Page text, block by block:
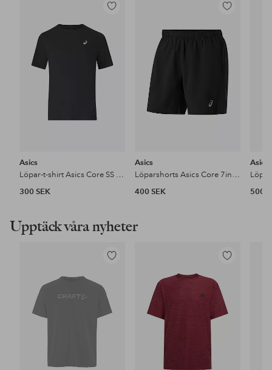
Lägg
i
favoriter
Asics
Löpar-t-shirt Asics Core SS Top
300 SEK
Lägg
favoriter
Asics
Löparshorts Asics Core 7in Short
400 SEK
Asics
500
Upptäck våra nyheter
Lägg
favoriter
Lägg
i
favoriter